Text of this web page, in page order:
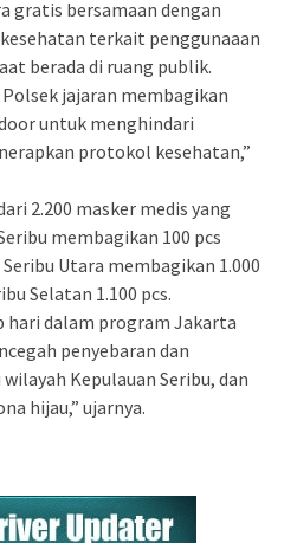
gratis bersamaan dengan
terkait penggunaaan
berada di ruang publik.
jajaran membagikan
untuk menghindari
protokol kesehatan,”
2.200 masker medis yang
membagikan 100 pcs
Utara membagikan 1.000
Selatan 1.100 pcs.
hari dalam program Jakarta
penyebaran dan
Kepulauan Seribu, dan
hijau,” ujarnya.